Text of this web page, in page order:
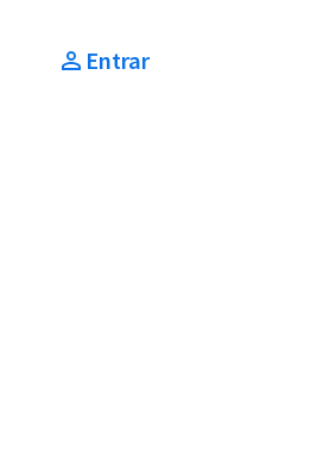
Entrar